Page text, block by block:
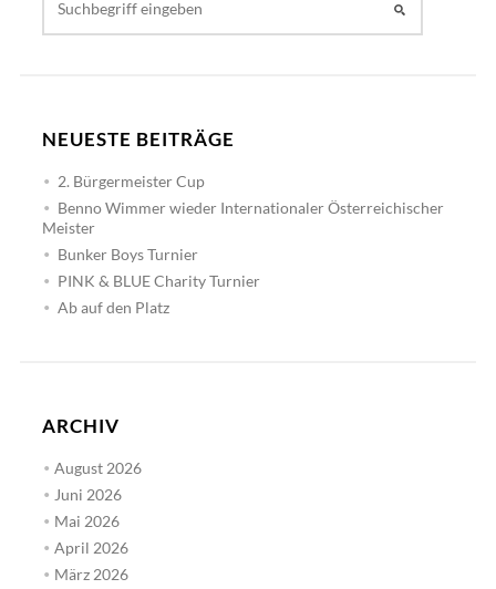
NEUESTE BEITRÄGE
2. Bürgermeister Cup
Benno Wimmer wieder Internationaler Österreichischer
Meister
Bunker Boys Turnier
PINK & BLUE Charity Turnier
Ab auf den Platz
ARCHIV
August 2026
Juni 2026
Mai 2026
April 2026
März 2026